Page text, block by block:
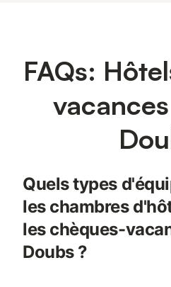
FAQs:
Quels types
les chambres
les chèques-
Doubs ?